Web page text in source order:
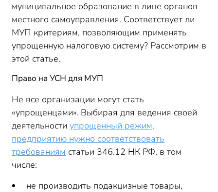
муниципальное образование в лице органов
местного самоуправления. Соответствует ли
МУП критериям, позволяющим применять
упрощенную налоговую систему? Рассмотрим в
этой статье.
Право на УСН для МУП
Не все организации могут стать
«упрощенцами». Выбирая для ведения своей
деятельности упрощенный режим,
предприятию нужно соответствовать
требованиям статьи 346.12 НК РФ, в том
числе:
не производить подакцизные товары,